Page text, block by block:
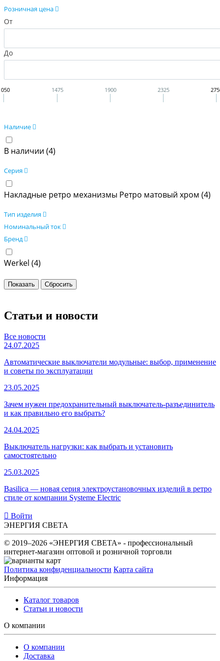
Розничная цена
От
До
1475 1900 2325
Наличие
В наличии (4)
Серия
Накладные ретро механизмы Ретро матовый хром (4)
Тип изделия
Номинальный ток
Бренд
Werkel (4)
Статьи и новости
Все новости
24.07.2025
Автоматические выключатели модульные: выбор, применение
и советы по эксплуатации
23.05.2025
Зачем нужен предохранительный выключатель-разъединитель
и как правильно его выбрать?
24.04.2025
Выключатель нагрузки: как выбрать и установить
самостоятельно
25.03.2025
Basilica — новая серия электроустановочных изделий в ретро
стиле от компании Systeme Electric
Войти
ЭНЕРГИЯ СВЕТА
© 2019–2026 «ЭНЕРГИЯ СВЕТА» - профессиональный
интернет-магазин оптовой и розничной торговли
Политика конфиденциальности Карта сайта
Информация
Каталог товаров
Статьи и новости
О компании
О компании
Доставка